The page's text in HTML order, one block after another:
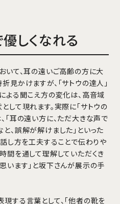
しくなれる
いて、耳の遠いご高齢の方に大
見かけますが、「サトウの達人」
よる聞こえ方の変化は、高音域
して現れます。実際に「サトウの
「耳の遠い方に、ただ大きな声で
、誤解が解けました」といった
話し方を工夫することで伝わりや
間を通して理解していただくき
います」と坂下さんが展示の手
する言葉として、「他者の靴を